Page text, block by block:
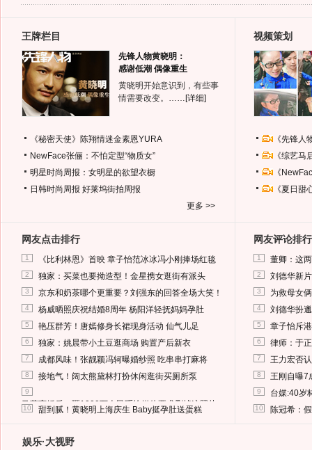
王牌栏目
先锋人物黄晓明：
感谢低潮 偶像重生
黄晓明开始意识到，有些事
情需要改变。…… [详细]
《秘密天使》陈翔情迷金素恩YURA
NewFace张俪：不怕定型“物质女”
明星时尚周报：女明星的欲望衣橱
日韩时尚周报 好莱坞街拍周报
更多 >>
视频策划
《先锋
《综艺
《
《夏日
网友点击排行
1 《比利林恩》首映 章子怡范冰冰冯小刚捧场红毯
2 独家：买菜也要拗造型！金星携女逛街有派头
3 京东和奶茶哪个更重要？刘强东的回答全场大笑！
4 杨威晒照庆祝结婚8周年 杨阳洋轻抚妈妈孕肚
5 艳压群芳！唐嫣修身长裙现身活动 仙气儿足
6 独家：姚晨带小土豆逛商场 购置产后新衣
7 成都风味！张靓颖冯轲曝婚纱照 吃串串打麻将
8 接地气！阔太熊黛林打扮休闲逛街买厕所泵
9
马蓉离婚后，砸1000万人民币给媒体要求删掉这照片
10 甜到腻！黄晓明上海庆生 Baby挺孕肚送蛋糕
网友评论排行
1 董卿：这
2 刘德华新
3 为救母女
4 刘德华扮
5 章子怡斥
6 律师：于
7 王力宏否
8 王刚自曝7
9 台媒:40岁
10 陈冠希：
娱乐·大视野